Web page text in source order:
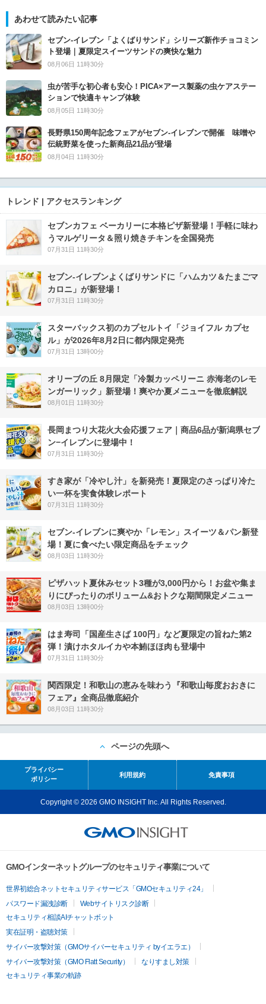
あわせて読みたい記事
セブン‐イレブン「よくばりサンド」シリーズ新作チョコミン
ト登場｜夏限定スイーツサンドの爽快な魅力
08月06日 11時30分
虫が苦手な初心者も安心！PICA×アース製薬の虫ケアステー
ションで快適キャンプ体験
08月05日 11時30分
長野県150周年記念フェアがセブン-イレブンで開催 味噌や
伝統野菜を使った新商品21品が登場
08月04日 11時30分
トレンド | アクセスランキング
セブンカフェ ベーカリーに本格ピザ新登場！手軽に味わ
うマルゲリータ＆照り焼きチキンを全国発売
07月31日 11時30分
セブン‐イレブンよくばりサンドに「ハムカツ＆たまごマ
カロニ」が新登場！
07月31日 11時30分
スターバックス初のカプセルトイ「ジョイフル カプセ
ル」が2026年8月2日に都内限定発売
07月31日 13時00分
オリーブの丘 8月限定「冷製カッペリーニ 赤海老のレモ
ンガーリック」新登場！爽やか夏メニューを徹底解説
08月01日 11時30分
長岡まつり大花火大会応援フェア｜商品6品が新潟県セブ
ン−イレブンに登場中！
07月31日 11時30分
すき家が「冷やし汁」を新発売！夏限定のさっぱり冷た
い一杯を実食体験レポート
07月31日 11時30分
セブン‐イレブンに爽やか「レモン」スイーツ＆パン新登
場！夏に食べたい限定商品をチェック
08月03日 11時30分
ピザハット夏休みセット3種が3,000円から！お盆や集ま
りにぴったりのボリューム&おトクな期間限定メニュー
08月03日 13時00分
はま寿司「国産生さば 100円」など夏限定の旨ねた第2
弾！漬けホタルイカや本鮪ほほ肉も登場中
07月31日 11時30分
関西限定！和歌山の恵みを味わう『和歌山毎度おおきに
フェア』全商品徹底紹介
08月03日 11時30分
ページの先頭へ
プライバシー
ポリシー
利用規約 免責事項
Copyright © 2026 GMO INSIGHT Inc. All Rights Reserved.
GMOインターネットグループのセキュリティ事業について
世界初総合ネットセキュリティサービス「GMOセキュリティ24」
パスワード漏洩診断
Webサイトリスク診断
セキュリティ相談AIチャットボット
実在証明・盗聴対策
サイバー攻撃対策（GMOサイバーセキュリティ byイエラエ）
サイバー攻撃対策（GMO Flatt Security）
なりすまし対策
セキュリティ事業の軌跡